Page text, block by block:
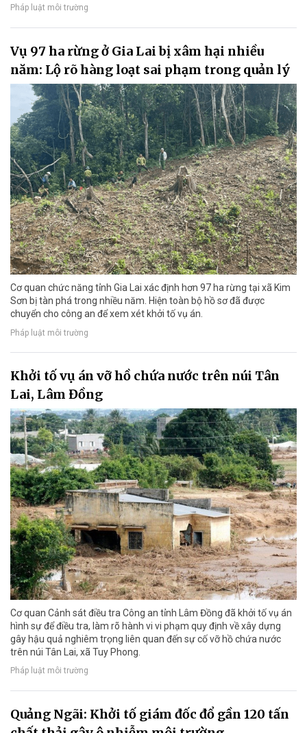
Pháp luật môi trường
Vụ 97 ha rừng ở Gia Lai bị xâm hại nhiều
năm: Lộ rõ hàng loạt sai phạm trong quản lý
Cơ quan chức năng tỉnh Gia Lai xác định hơn 97 ha rừng tại xã Kim
Sơn bị tàn phá trong nhiều năm. Hiện toàn bộ hồ sơ đã được
chuyển cho công an để xem xét khởi tố vụ án.
Pháp luật môi trường
Khởi tố vụ án vỡ hồ chứa nước trên núi Tân
Lai, Lâm Đồng
Cơ quan Cảnh sát điều tra Công an tỉnh Lâm Đồng đã khởi tố vụ án
hình sự để điều tra, làm rõ hành vi vi phạm quy định về xây dựng
gây hậu quả nghiêm trọng liên quan đến sự cố vỡ hồ chứa nước
trên núi Tân Lai, xã Tuy Phong.
Pháp luật môi trường
Quảng Ngãi: Khởi tố giám đốc đổ gần 120 tấn